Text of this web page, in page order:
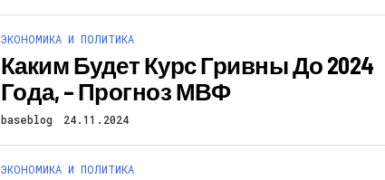
ЭКОНОМИКА И ПОЛИТИКА
Каким Будет Курс Гривны До 2024
Года, – Прогноз МВФ
baseblog 24.11.2024
ЭКОНОМИКА И ПОЛИТИКА